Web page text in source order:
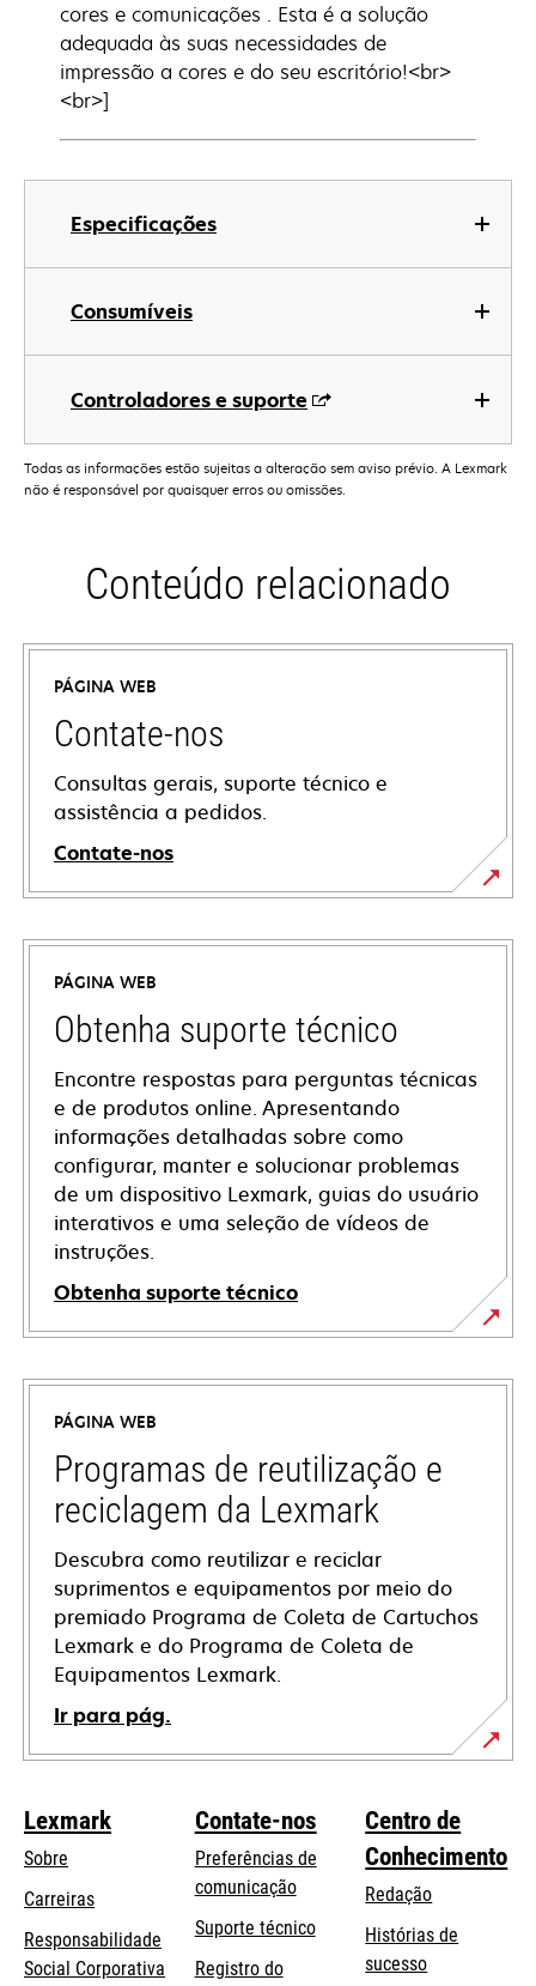
Especificações
Consumíveis
Controladores e suporte
cores e comunicações . Esta é a solução
adequada às suas necessidades de
impressão a cores e do seu escritório!<br>
<br>]
Todas as informações estão sujeitas a alteração sem aviso prévio. A Lexmark
não é responsável por quaisquer erros ou omissões.
Conteúdo relacionado
PÁGINA WEB
Contate-nos
Consultas gerais, suporte técnico e
assistência a pedidos.
Contate-nos
PÁGINA WEB
Obtenha suporte técnico
Encontre respostas para perguntas técnicas
e de produtos online. Apresentando
informações detalhadas sobre como
configurar, manter e solucionar problemas
de um dispositivo Lexmark, guias do usuário
interativos e uma seleção de vídeos de
instruções.
Obtenha suporte técnico
opens
in
new
tab
PÁGINA WEB
Programas de reutilização e
reciclagem da Lexmark
Descubra como reutilizar e reciclar
suprimentos e equipamentos por meio do
premiado Programa de Coleta de Cartuchos
Lexmark e do Programa de Coleta de
Equipamentos Lexmark.
Ir para pág.
Lexmark
Sobre
Carreiras
Responsabilidade
Social Corporativa opens
Contate-nos
Preferências de
comunicação
Suporte técnicoopens
Registro do
Centro de
Conhecimento
Redação
Histórias de
sucesso